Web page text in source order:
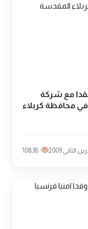
مع شركة
محافظة كربلاء
10838